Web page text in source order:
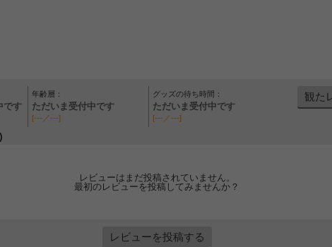
です
年齢層：
ただいま受付中です
[---／---]
グッズの待ち時間：
ただいま受付中です
[---／---]
観た
レビューはまだ投稿されていません。
最初のレビューを投稿してみませんか？
レビューを投稿する